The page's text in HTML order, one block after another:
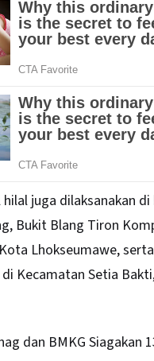
juga dilaksanakan di
Bukit Blang Tiron
Lhokseumawe,
Kecamatan Setia
dan BMKG Siagakan